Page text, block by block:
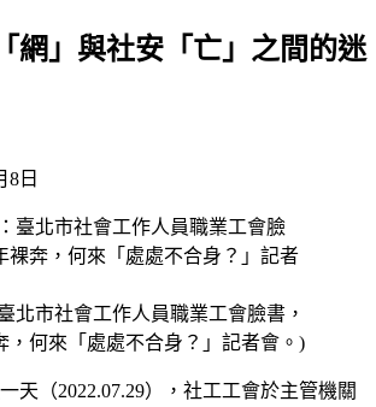
網」與社安「亡」之間的迷
8日
北市社會工作人員職業工會臉書，
，何來「處處不合身？」記者會。)
天（2022.07.29），社工工會於主管機關